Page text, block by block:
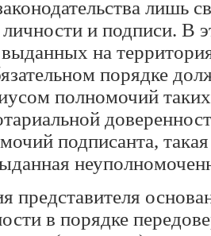
лишь
и подписи. В
на
порядке
полномочий
подписанта,
представителя
в порядке